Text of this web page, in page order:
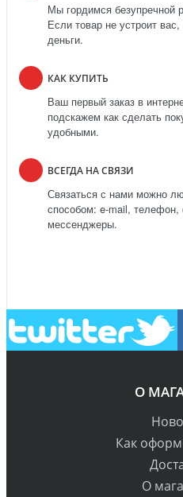
Мы гордимся безупречной
Если товар не устроит
деньги.
КАК КУПИТЬ
Ваш первый заказ в
подскажем как сделать
удобными.
ВСЕГДА НА СВЯЗИ
Связаться с нами можно
способом: e-mail, телефон,
мессенджеры.
О
Как
О